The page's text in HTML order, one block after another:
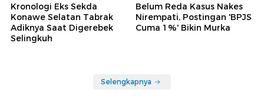
Kronologi Eks Sekda
Konawe Selatan Tabrak
Adiknya Saat Digerebek
Selingkuh
Belum Reda Kasus Nakes
Nirempati, Postingan 'BPJS
Cuma 1%' Bikin Murka
Selengkapnya